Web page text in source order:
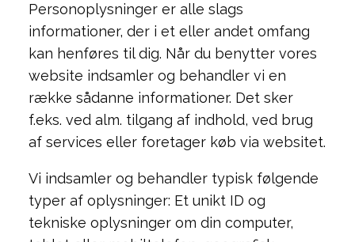
Personoplysninger er alle slags
informationer, der i et eller andet omfang
kan henføres til dig. Når du benytter vores
website indsamler og behandler vi en
række sådanne informationer. Det sker
f.eks. ved alm. tilgang af indhold, ved brug
af services eller foretager køb via websitet.
Vi indsamler og behandler typisk følgende
typer af oplysninger: Et unikt ID og
tekniske oplysninger om din computer,